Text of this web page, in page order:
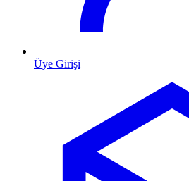
Üye Girişi